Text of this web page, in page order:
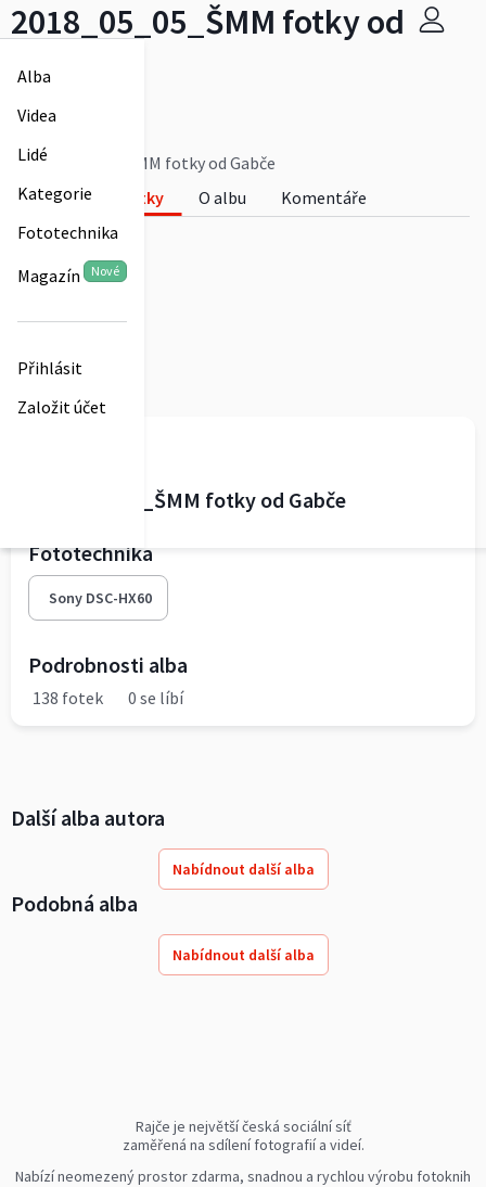
Alba
Videa
Lidé
Kategorie
Fototechnika
Magazín Nové
Přihlásit
Založit účet
2018_05_05_ŠMM fotky od
Gabče
sysala
2018_05_05_ŠMM fotky od Gabče
Fotky
O albu
Komentáře
0
2018_05_05_ŠMM fotky od Gabče
Fototechnika
Sony DSC-HX60
Podrobnosti alba
138 fotek 0 se líbí
Další alba autora
Nabídnout další alba
Podobná alba
Nabídnout další alba
Rajče je největší česká sociální síť
zaměřená na sdílení fotografií a videí.
Nabízí neomezený prostor zdarma, snadnou a rychlou výrobu fotoknih